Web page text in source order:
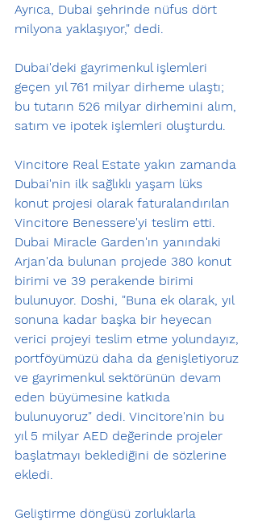
Ayrıca, Dubai şehrinde nüfus dört
milyona yaklaşıyor," dedi.
Dubai'deki gayrimenkul işlemleri
geçen yıl 761 milyar dirheme ulaştı;
bu tutarın 526 milyar dirhemini alım,
satım ve ipotek işlemleri oluşturdu.
Vincitore Real Estate yakın zamanda
Dubai'nin ilk sağlıklı yaşam lüks
konut projesi olarak faturalandırılan
Vincitore Benessere'yi teslim etti.
Dubai Miracle Garden'ın yanındaki
Arjan'da bulunan projede 380 konut
birimi ve 39 perakende birimi
bulunuyor. Doshi, "Buna ek olarak, yıl
sonuna kadar başka bir heyecan
verici projeyi teslim etme yolundayız,
portföyümüzü daha da genişletiyoruz
ve gayrimenkul sektörünün devam
eden büyümesine katkıda
bulunuyoruz" dedi. Vincitore'nin bu
yıl 5 milyar AED değerinde projeler
başlatmayı beklediğini de sözlerine
ekledi.
Geliştirme döngüsü zorluklarla